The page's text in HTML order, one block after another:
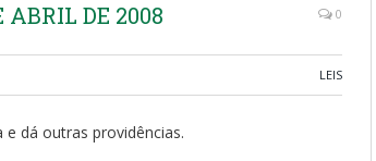
ABRIL DE 2008 0
LEIS
dá outras providências.